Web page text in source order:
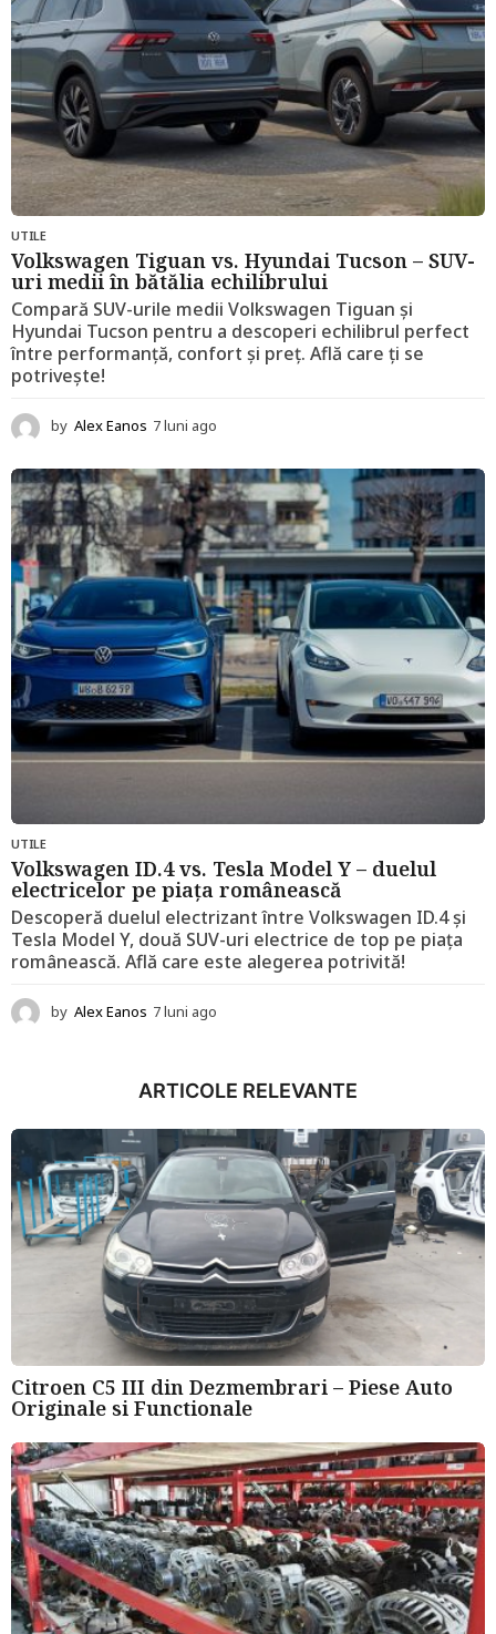
UTILE
Volkswagen Tiguan vs. Hyundai Tucson – SUV-
uri medii în bătălia echilibrului
Compară SUV-urile medii Volkswagen Tiguan și
Hyundai Tucson pentru a descoperi echilibrul perfect
între performanță, confort și preț. Află care ți se
potrivește!
by Alex Eanos 7 luni ago
l
u
n
i
a
g
o
UTILE
Volkswagen ID.4 vs. Tesla Model Y – duelul
electricelor pe piața românească
Descoperă duelul electrizant între Volkswagen ID.4 și
Tesla Model Y, două SUV-uri electrice de top pe piața
românească. Află care este alegerea potrivită!
by Alex Eanos 7 luni ago
n
a
g
o
ARTICOLE RELEVANTE
Citroen C5 III din Dezmembrari – Piese Auto
Originale si Functionale